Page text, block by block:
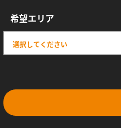
希望エリア